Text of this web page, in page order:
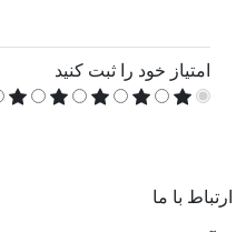
امتیاز خود را ثبت کنید
ارتباط با ما